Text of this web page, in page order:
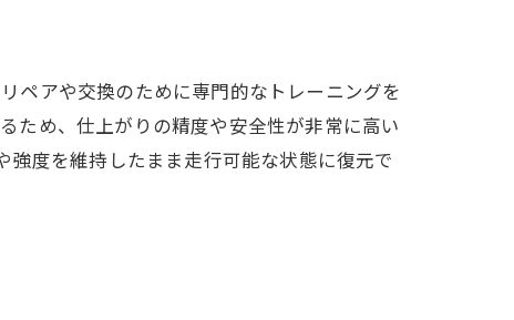
ペアや交換のために専門的なトレーニングを
ため、仕上がりの精度や安全性が非常に高い
度を維持したまま走行可能な状態に復元で